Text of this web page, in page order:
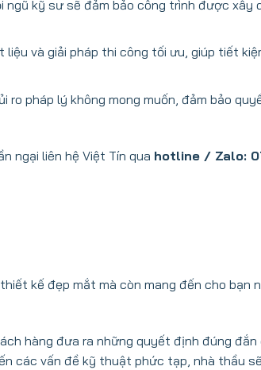
kỹ sư sẽ đảm bảo công trình được xây
và giải pháp thi công tối ưu, giúp tiết
pháp lý không mong muốn, đảm bảo
ngại liên hệ Việt Tín qua hotline / Zalo:
kế đẹp mắt mà còn mang đến cho bạn
hàng đưa ra những quyết định đúng đắn
các vấn đề kỹ thuật phức tạp, nhà thầu